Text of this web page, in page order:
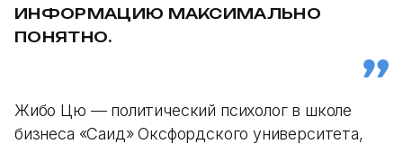
ИНФОРМАЦИЮ МАКСИМАЛЬНО
ПОНЯТНО.
Жибо Цю — политический психолог в школе
бизнеса «Саид» Оксфордского университета,